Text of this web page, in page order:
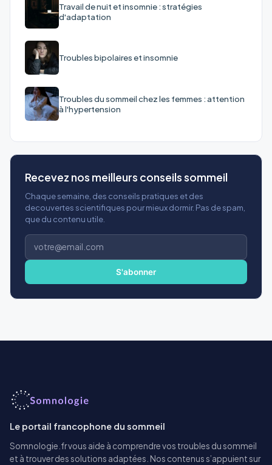
Travail de nuit et insomnie : stratégies
d'adaptation
Troubles bipolaires et insomnie
Troubles du sommeil chez les femmes : attention
à l'hypertension
Recevez nos meilleurs conseils sommeil
Chaque semaine, des conseils pratiques et des
decouvertes scientifiques pour mieux dormir. Pas de spam,
que du contenu utile.
Adresse
e-
S'abonner
Le portail francophone du sommeil
Somnologie.fr vous aide à comprendre vos troubles du sommeil
et à trouver des solutions adaptées. Nos contenus s’appuient sur